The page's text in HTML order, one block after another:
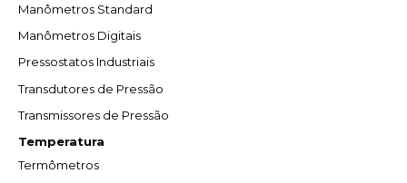
Manômetros Standard
Manômetros Digitais
Pressostatos Industriais
Transdutores de Pressão
Transmissores de Pressão
Temperatura
Termômetros